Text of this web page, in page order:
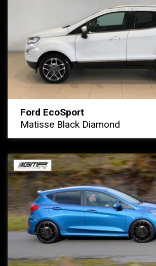
Ford EcoSport
Matisse Black Diamond